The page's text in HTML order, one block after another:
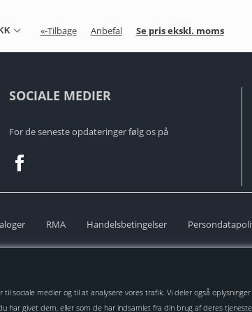
sociale medier og til at analysere vores trafik. Vi deler også
har givet dem, eller som de har indsamlet fra din brug af deres
«-Tilbage Anbefal Se pris ekskl. moms
SOCIALE MEDIER
For de seneste opdateringer følg os på
RMA Handelsbetingelser
Alt indhold er under Copyright ©2024 Autotec ApS